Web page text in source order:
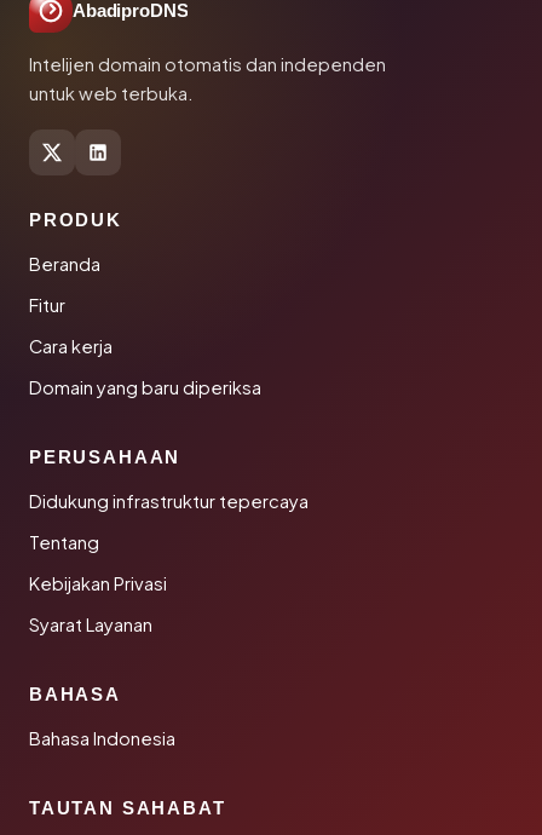
AbadiproDNS
Intelijen domain otomatis dan independen
untuk web terbuka.
PRODUK
Beranda
Fitur
Cara kerja
Domain yang baru diperiksa
PERUSAHAAN
Didukung infrastruktur tepercaya
Tentang
Kebijakan Privasi
Syarat Layanan
BAHASA
Bahasa Indonesia
TAUTAN SAHABAT